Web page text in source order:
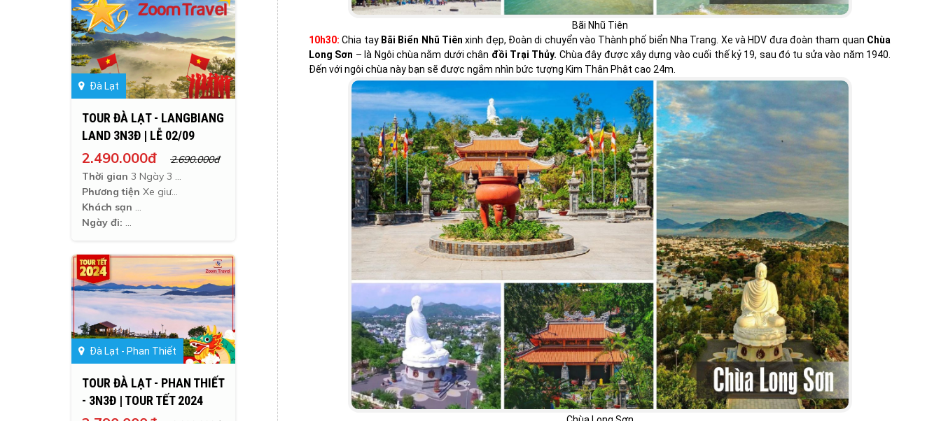
Đà Lạt
TOUR ĐÀ LẠT - LANGBIANG
LAND 3N3Đ | LỄ 02/09
2.490.000đ
2.690.000đ
Thời gian 3 Ngày 3 Đêm
Phương tiện Xe giường nằm
Khách sạn
Ngày đi:
Đà Lạt - Phan Thiết
TOUR ĐÀ LẠT - PHAN THIẾT
- 3N3Đ | TOUR TẾT 2024
Bãi Nhũ Tiên
10h30: Chia tay Bãi Biển Nhũ Tiên xinh đẹp, Đoàn di chuyển vào Thành phố biển Nha Trang. Xe và HDV đưa đoàn tham quan Chùa
Long Sơn – là Ngôi chùa nằm dưới chân đồi Trại Thủy. Chùa đây được xây dựng vào cuối thế kỷ 19, sau đó tu sửa vào năm 1940.
Đến với ngôi chùa này bạn sẽ được ngắm nhìn bức tượng Kim Thân Phật cao 24m.